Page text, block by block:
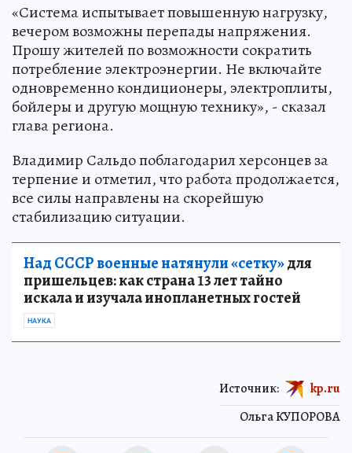
«Система испытывает повышенную нагрузку,
вечером возможны перепады напряжения.
Прошу жителей по возможности сократить
потребление электроэнергии. Не включайте
одновременно кондиционеры, электроплиты,
бойлеры и другую мощную технику», - сказал
глава региона.
Владимир Сальдо поблагодарил херсонцев за
терпение и отметил, что работа продолжается,
все силы направлены на скорейшую
стабилизацию ситуации.
Над СССР военные натянули «сетку»для
пришельцев: как страна 13 лет тайно
искала и изучала инопланетных гостей
НАУКА
Ольга КУПОРОВА
Источник: kp.ru